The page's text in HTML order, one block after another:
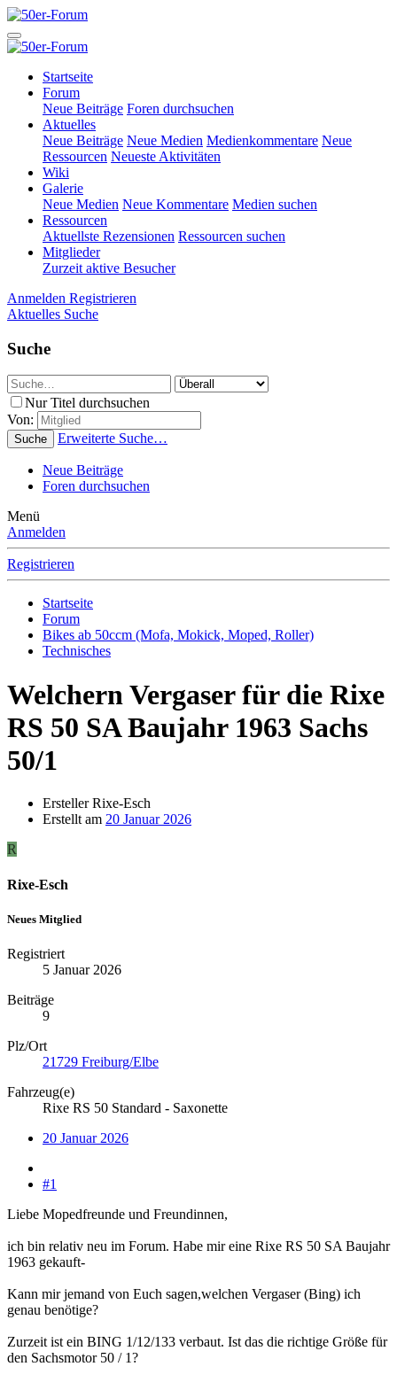
Startseite
Forum
Neue Beiträge Foren durchsuchen
Aktuelles
Neue Beiträge Neue Medien Medienkommentare Neue
Ressourcen Neueste Aktivitäten
Wiki
Galerie
Neue Medien Neue Kommentare Medien suchen
Ressourcen
Aktuellste Rezensionen Ressourcen suchen
Mitglieder
Zurzeit aktive Besucher
Anmelden Registrieren
Aktuelles Suche
Suche
Nur Titel durchsuchen
Von:
Suche Erweiterte Suche…
Neue Beiträge
Foren durchsuchen
Menü
Anmelden
Registrieren
Startseite
Forum
Bikes ab 50ccm (Mofa, Mokick, Moped, Roller)
Technisches
Welchern Vergaser für die Rixe
RS 50 SA Baujahr 1963 Sachs
50/1
ErstellerRixe-Esch
Erstellt am 20 Januar 2026
R
Rixe-Esch
Neues Mitglied
Registriert
5 Januar 2026
Beiträge
9
Plz/Ort
21729 Freiburg/Elbe
Fahrzeug(e)
Rixe RS 50 Standard - Saxonette
20 Januar 2026
#1
Liebe Mopedfreunde und Freundinnen,
ich bin relativ neu im Forum. Habe mir eine Rixe RS 50 SA Baujahr
1963 gekauft-
Kann mir jemand von Euch sagen,welchen Vergaser (Bing) ich
genau benötige?
Zurzeit ist ein BING 1/12/133 verbaut. Ist das die richtige Größe für
den Sachsmotor 50 / 1?